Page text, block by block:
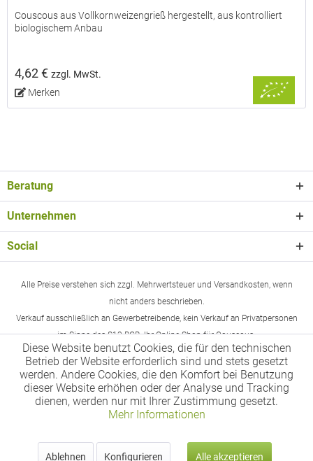
Couscous aus Vollkornweizengrieß hergestellt, aus kontrolliert
biologischem Anbau
4,62 €zzgl. MwSt.
Merken
Beratung
Unternehmen
Social
Alle Preise verstehen sich zzgl. Mehrwertsteuer und Versandkosten, wenn
nicht anders beschrieben.
Verkauf ausschließlich an Gewerbetreibende, kein Verkauf an Privatpersonen
im Sinne des §13 BGB. Ihr Online-Shop für Couscous.
Diese Website benutzt Cookies, die für den technischen
Betrieb der Website erforderlich sind und stets gesetzt
werden. Andere Cookies, die den Komfort bei Benutzung
dieser Website erhöhen oder der Analyse und Tracking
dienen, werden nur mit Ihrer Zustimmung gesetzt.
Mehr Informationen
Ablehnen Konfigurieren Alle akzeptieren